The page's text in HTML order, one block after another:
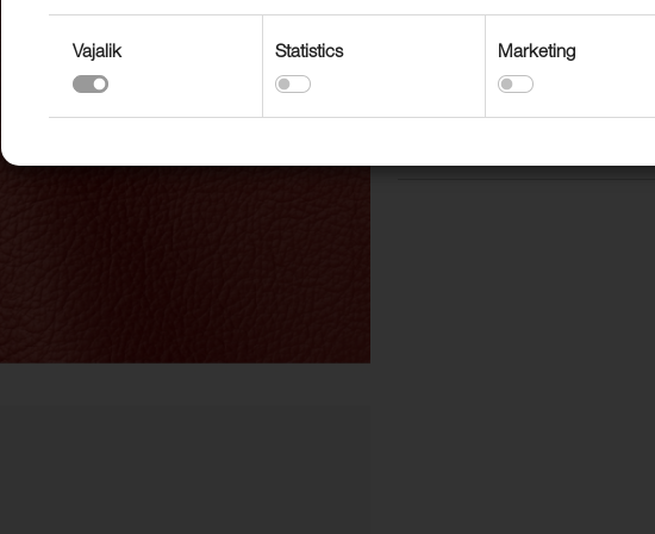
Kasutusvaldkonnad
Mööbel, ühiskondlik ruum
Mööbel, kodukasutus
Vajalik Statistics Marketing